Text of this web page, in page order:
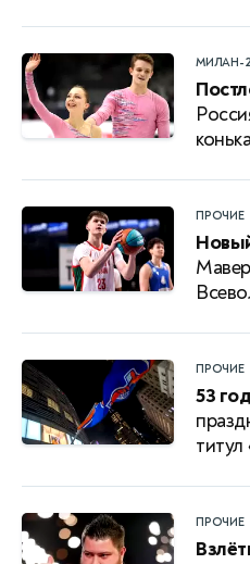
МИЛАН-
ПРОЧИЕ
ПРОЧИЕ
53
ПРОЧИЕ